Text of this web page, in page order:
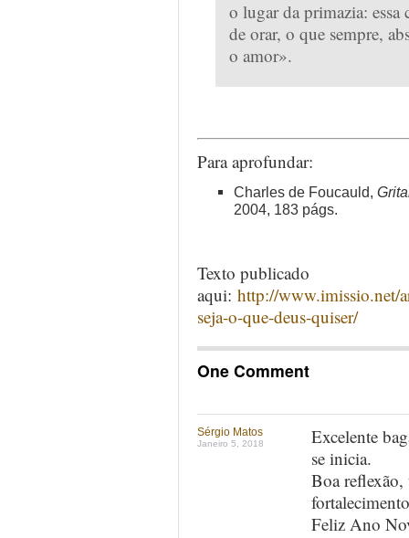
o lugar da primazia: essa
de orar, o que sempre,
o amor».
Para aprofundar:
Charles de Foucauld,
2004, 183 págs.
Texto publicado
aqui: http://www.imissio.net/
seja-o-que-deus-quiser/
One Comment
Sérgio Matos
Janeiro 5, 2018
Excelente
se inicia.
Boa reflexão,
Feliz Ano